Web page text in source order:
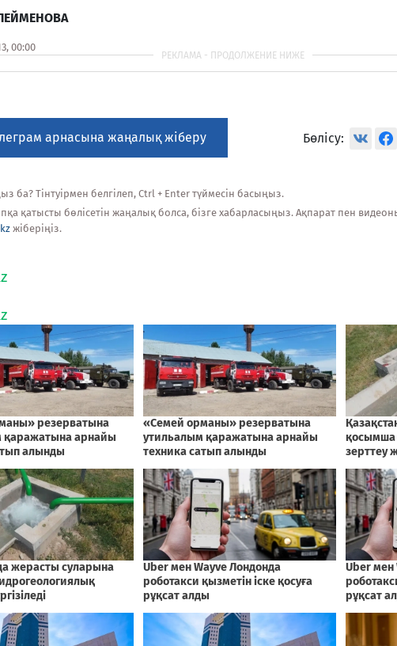
00:00
арнасына жаңалық жіберу Бөлісу:
ба? Тінтуірмен белгілеп, Ctrl + Enter түймесін басыңыз.
қатысты бөлісетін жаңалық болса, бізге хабарласыңыз. Ақпарат пен
жіберіңіз.